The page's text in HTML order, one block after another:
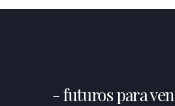
futuros para